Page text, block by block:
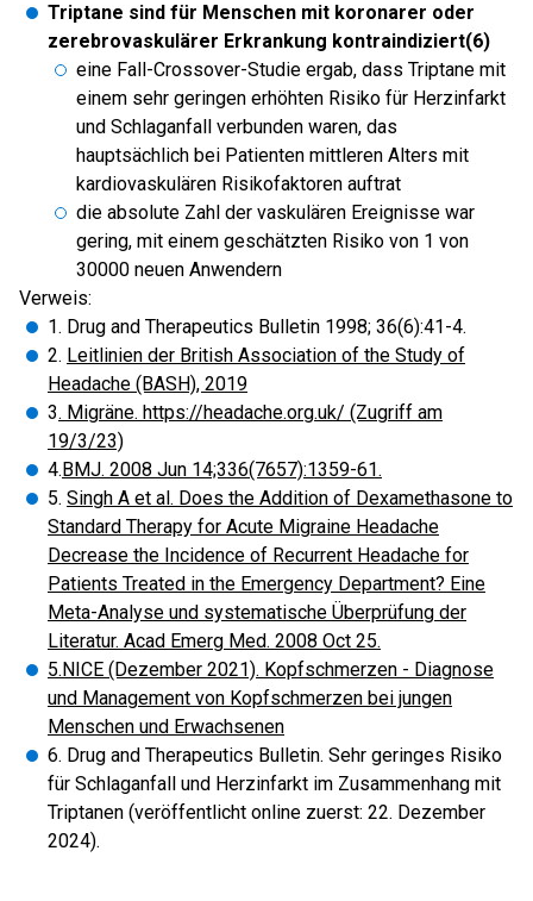
Triptane sind für Menschen mit koronarer oder
zerebrovaskulärer Erkrankung kontraindiziert(6)
eine Fall-Crossover-Studie ergab, dass Triptane mit
einem sehr geringen erhöhten Risiko für Herzinfarkt
und Schlaganfall verbunden waren, das
hauptsächlich bei Patienten mittleren Alters mit
kardiovaskulären Risikofaktoren auftrat
die absolute Zahl der vaskulären Ereignisse war
gering, mit einem geschätzten Risiko von 1 von
30000 neuen Anwendern
Verweis:
1. Drug and Therapeutics Bulletin 1998; 36(6):41-4.
2. Leitlinien der British Association of the Study of
Headache (BASH), 2019
3. Migräne. https://headache.org.uk/ (Zugriff am
19/3/23)
4.BMJ. 2008 Jun 14;336(7657):1359-61.
5. Singh A et al. Does the Addition of Dexamethasone to
Standard Therapy for Acute Migraine Headache
Decrease the Incidence of Recurrent Headache for
Patients Treated in the Emergency Department? Eine
Meta-Analyse und systematische Überprüfung der
Literatur. Acad Emerg Med. 2008 Oct 25.
5.NICE (Dezember 2021). Kopfschmerzen - Diagnose
und Management von Kopfschmerzen bei jungen
Menschen und Erwachsenen
6. Drug and Therapeutics Bulletin. Sehr geringes Risiko
für Schlaganfall und Herzinfarkt im Zusammenhang mit
Triptanen (veröffentlicht online zuerst: 22. Dezember
2024).